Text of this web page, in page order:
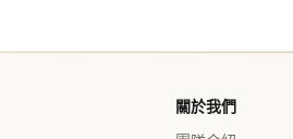
關於我們